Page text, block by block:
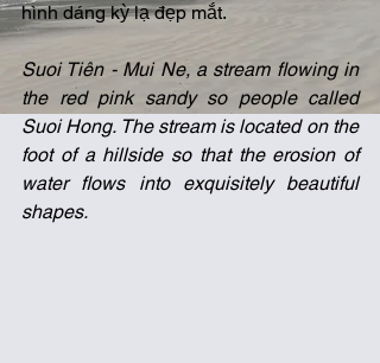
hình dáng kỳ lạ đẹp mắt.
Suoi Tiên - Mui Ne, a stream flowing in
the red pink sandy so people called
Suoi Hong. The stream is located on the
foot of a hillside so that the erosion of
water flows into exquisitely beautiful
shapes.